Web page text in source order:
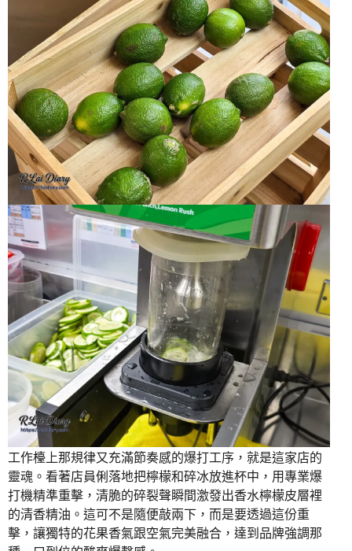
工作檯上那規律又充滿節奏感的爆打工序，就是這家店的
靈魂。看著店員俐落地把檸檬和碎冰放進杯中，用專業爆
打機精準重擊，清脆的碎裂聲瞬間激發出香水檸檬皮層裡
的清香精油。這可不是隨便敲兩下，而是要透過這份重
擊，讓獨特的花果香氣跟空氣完美融合，達到品牌強調那